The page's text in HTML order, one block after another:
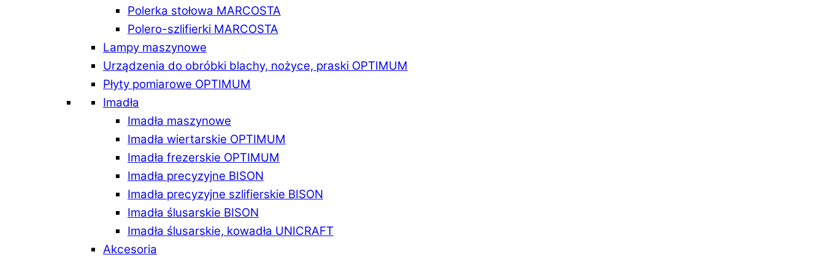
Polerka stołowa MARCOSTA
Polero-szlifierki MARCOSTA
Lampy maszynowe
Urządzenia do obróbki blachy, nożyce, praski OPTIMUM
Płyty pomiarowe OPTIMUM
Imadła
Imadła maszynowe
Imadła wiertarskie OPTIMUM
Imadła frezerskie OPTIMUM
Imadła precyzyjne BISON
Imadła precyzyjne szlifierskie BISON
Imadła ślusarskie BISON
Imadła ślusarskie, kowadła UNICRAFT
Akcesoria